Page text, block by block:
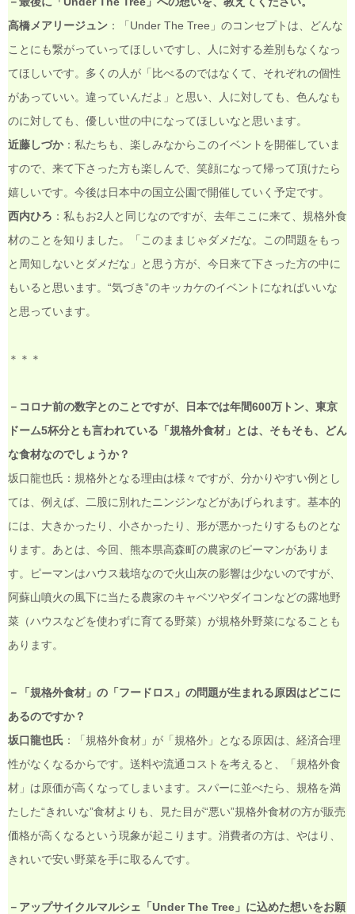
高橋メアリージュン ：「Under The Tree」のコンセプトは、どんな
ことにも繋がっていってほしいですし、人に対する差別もなくなっ
てほしいです。多くの人が「比べるのではなくて、それぞれの個性
があっていい。違っていんだよ」と思い、人に対しても、色んなも
のに対しても、優しい世の中になってほしいなと思います。
近藤しづか：私たちも、楽しみなからこのイベントを開催していま
すので、来て下さった方も楽しんで、笑顔になって帰って頂けたら
嬉しいです。今後は日本中の国立公園で開催していく予定です。
西内ひろ ：私もお2人と同じなのですが、去年ここに来て、規格外食
材のことを知りました。「このままじゃダメだな。この問題をもっ
と周知しないとダメだな」と思う方が、今日来て下さった方の中に
もいると思います。“気づき”のキッカケのイベントになればいいな
と思っています。
＊＊＊
－コロナ前の数字とのことですが、日本では年間600万トン、東京
ドーム5杯分とも言われている「規格外食材」とは、そもそも、どん
な食材なのでしょうか？
坂口龍也氏：規格外となる理由は様々ですが、分かりやすい例とし
ては、例えば、二股に別れたニンジンなどがあげられます。基本的
には、大きかったり、小さかったり、形が悪かったりするものとな
ります。あとは、今回、熊本県高森町の農家のピーマンがありま
す。ピーマンはハウス栽培なので火山灰の影響は少ないのですが、
阿蘇山噴火の風下に当たる農家のキャベツやダイコンなどの露地野
菜（ハウスなどを使わずに育てる野菜）が規格外野菜になることも
あります。
－「規格外食材」の「フードロス」の問題が生まれる原因はどこに
あるのですか？
坂口龍也氏 ：「規格外食材」が「規格外」となる原因は、経済合理
性がなくなるからです。送料や流通コストを考えると、「規格外食
材」は原価が高くなってしまいます。スパーに並べたら、規格を満
たした“きれいな”食材よりも、見た目が“悪い”規格外食材の方が販売
価格が高くなるという現象が起こります。消費者の方は、やはり、
きれいで安い野菜を手に取るんです。
－アップサイクルマルシェ「Under The Tree」に込めた想いをお願